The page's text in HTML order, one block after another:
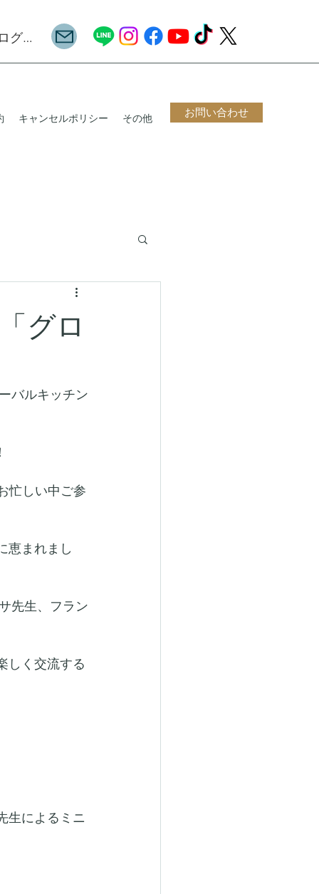
ログイン
キャンセルポリシー その他 お問い合わせ
グロ
バルキッチン
忙しい中ご参
恵まれまし
先生、フラン
しく交流する
生によるミニ